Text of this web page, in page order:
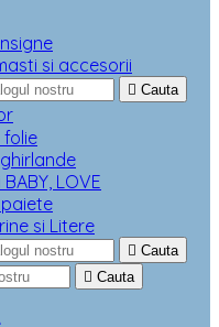
si accesorii
 Cauta
folie
LOVE
si Litere
 Cauta
 Cauta